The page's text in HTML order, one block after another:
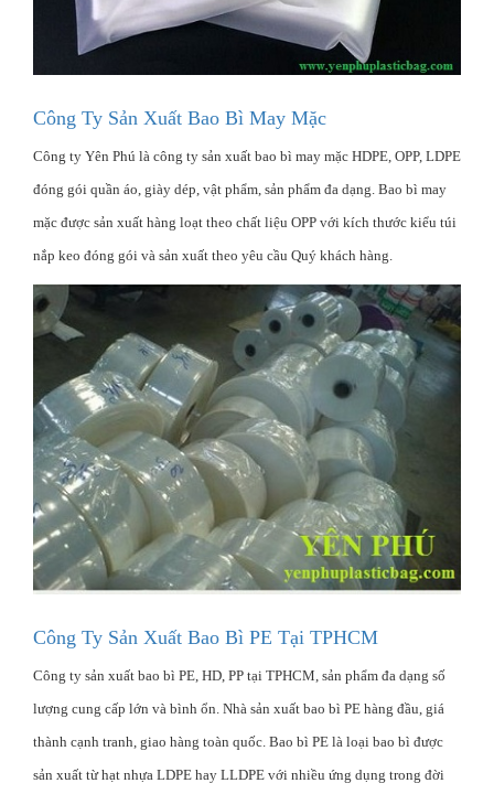
Công Ty Sản Xuất Bao Bì May Mặc
Công ty Yên Phú là công ty sản xuất bao bì may mặc HDPE, OPP, LDPE
đóng gói quần áo, giày dép, vật phẩm, sản phẩm đa dạng. Bao bì may
mặc được sản xuất hàng loạt theo chất liệu OPP với kích thước kiểu túi
nắp keo đóng gói và sản xuất theo yêu cầu Quý khách hàng.
Công Ty Sản Xuất Bao Bì PE Tại TPHCM
Công ty sản xuất bao bì PE, HD, PP tại TPHCM, sản phẩm đa dạng số
lượng cung cấp lớn và bình ổn. Nhà sản xuất bao bì PE hàng đầu, giá
thành cạnh tranh, giao hàng toàn quốc. Bao bì PE là loại bao bì được
sản xuất từ hạt nhựa LDPE hay LLDPE với nhiều ứng dụng trong đời